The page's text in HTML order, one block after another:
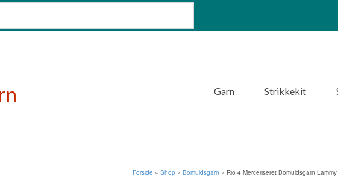
Garn Strikkekit
Forside » Shop » Bomuldsgarn » Rio 4 Merceriseret Bomuldsgarn